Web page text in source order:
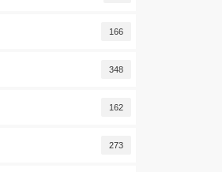
166
348
162
273